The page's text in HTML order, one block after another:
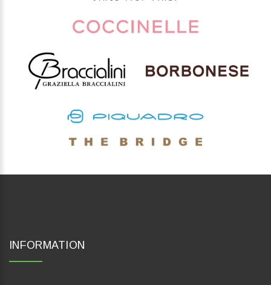
INFORMATION